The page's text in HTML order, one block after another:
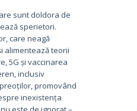
sunt doldora de
sperietori.
care neagă
alimentează teorii
5G și vaccinarea
inclusiv
promovând
inexistența